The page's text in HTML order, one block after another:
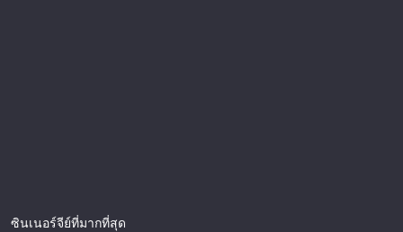
ซินเนอร์จีย์ที่มากที่สุด